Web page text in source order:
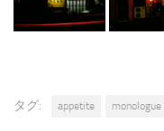
タグ: appetite monologue